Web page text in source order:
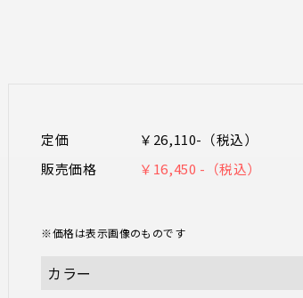
定価
￥26,110-（税込）
販売価格
￥16,450 -（税込）
※価格は表示画像のものです
カラー